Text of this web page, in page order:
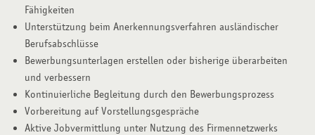
Fähigkeiten
Unterstützung beim Anerkennungsverfahren ausländischer
Berufsabschlüsse
Bewerbungsunterlagen erstellen oder bisherige überarbeiten
und verbessern
Kontinuierliche Begleitung durch den Bewerbungsprozess
Vorbereitung auf Vorstellungsgespräche
Aktive Jobvermittlung unter Nutzung des Firmennetzwerks